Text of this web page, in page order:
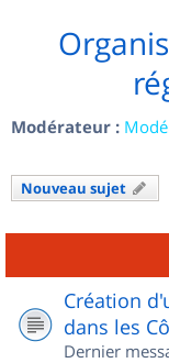
Modérateur :
Nouveau sujet
Création
dans les
Dernier